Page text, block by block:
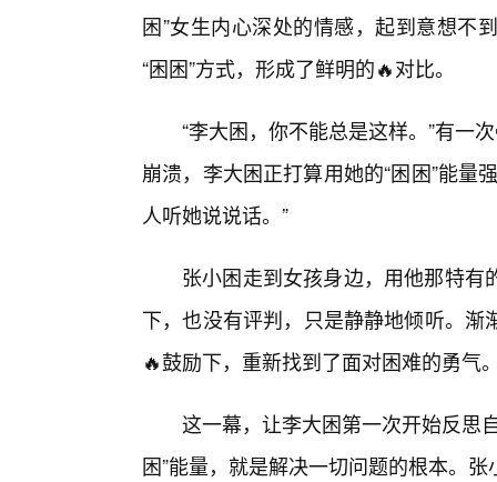
困”女生内心深处的情感，起到意想不
“困困”方式，形成了鲜明的🔥对比。
“李大困，你不能总是这样。”有一
崩溃，李大困正打算用她的“困困”能量
人听她说说话。”
张小困走到女孩身边，用他那特
下，也没有评判，只是静静地倾听。
🔥鼓励下，重新找到了面对困难的勇气
这一幕，让李大困第一次开始反思
困”能量，就是解决一切问题的根本。